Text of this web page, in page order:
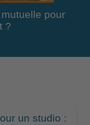
pour
?
un studio :